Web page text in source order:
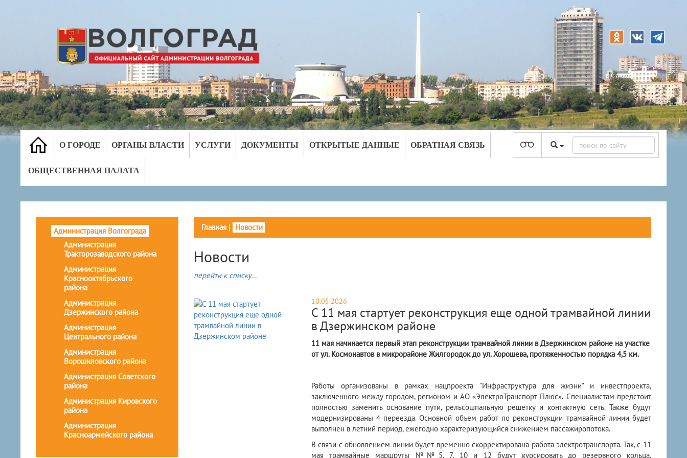
О ГОРОДЕ ОРГАНЫ ВЛАСТИ УСЛУГИ ДОКУМЕНТЫ ОТКРЫТЫЕ ДАННЫЕ ОБРАТНАЯ СВЯЗЬ
ОБЩЕСТВЕННАЯ ПАЛАТА
Администрация Волгограда
Администрация
Тракторозаводского района
Администрация
Краснооктябрьского
района
Администрация
Дзержинского района
Администрация
Центрального района
Администрация
Ворошиловского района
Администрация Советского
района
Администрация Кировского
района
Администрация
Красноармейского района
Главная| Новости
Новости
перейти к списку...
10.05.2026
С 11 мая стартует реконструкция еще одной трамвайной линии
в Дзержинском районе
11 мая начинается первый этап реконструкции трамвайной линии в Дзержинском районе на участке
от ул. Космонавтов в микрорайоне Жилгородок до ул. Хорошева, протяженностью порядка 4,5 км.
Работы организованы в рамках нацпроекта "Инфраструктура для жизни" и инвестпроекта,
заключенного между городом, регионом и АО «ЭлектроТранспорт Плюс». Специалистам предстоит
полностью заменить основание пути, рельсошпальную решетку и контактную сеть. Также будут
модернизированы 4 переезда. Основной объем работ по реконструкции трамвайной линии будет
выполнен в летний период, ежегодно характеризующийся снижением пассажиропотока.
В связи с обновлением линии будет временно скорректирована работа электротранспорта. Так, с 11
мая трамвайные маршруты №№5, 7, 10 и 12 будут курсировать до резервного кольца,